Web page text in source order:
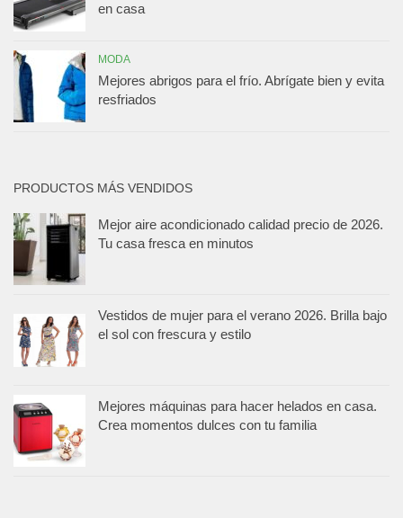
en casa
MODA
Mejores abrigos para el frío. Abrígate bien y evita
resfriados
PRODUCTOS MÁS VENDIDOS
Mejor aire acondicionado calidad precio de 2026.
Tu casa fresca en minutos
Vestidos de mujer para el verano 2026. Brilla bajo
el sol con frescura y estilo
Mejores máquinas para hacer helados en casa.
Crea momentos dulces con tu familia